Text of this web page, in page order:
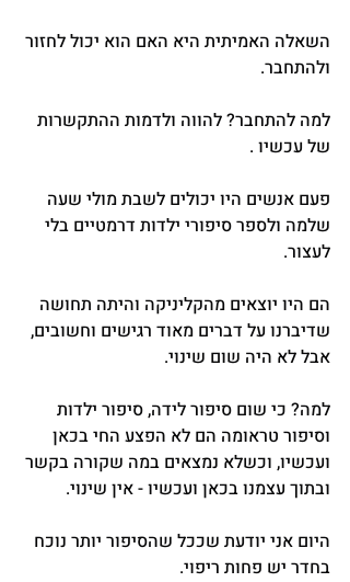
השאלה האמיתית היא האם הוא יכול לחזור
ולהתחבר.
למה להתחבר? להווה ולדמות ההתקשרות
של עכשיו .
פעם אנשים היו יכולים לשבת מולי שעה
שלמה ולספר סיפורי ילדות דרמטיים בלי
לעצור.
הם היו יוצאים מהקליניקה והיתה תחושה
שדיברנו על דברים מאוד רגישים וחשובים,
אבל לא היה שום שינוי.
למה? כי שום סיפור לידה, סיפור ילדות
וסיפור טראומה הם לא הפצע החי בכאן
ועכשיו, וכשלא נמצאים במה שקורה בקשר
ובתוך עצמנו בכאן ועכשיו - אין שינוי.
היום אני יודעת שככל שהסיפור יותר נוכח
בחדר יש פחות ריפוי.